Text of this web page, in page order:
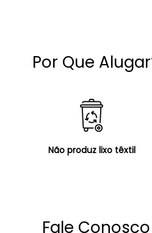
Por Que
Não produz lixo têxtil
Fale Conosco